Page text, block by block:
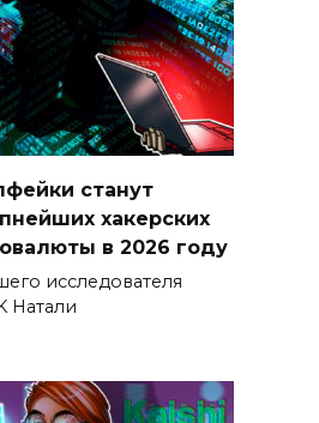
станут
хакерских
в 2026 году
исследователя
Натали